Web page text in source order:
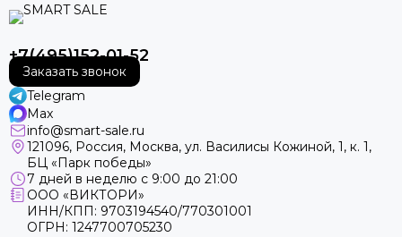
+7(495)152-01-52
Заказать звонок
Telegram
Max
info@smart-sale.ru
121096, Россия, Москва, ул. Василисы Кожиной, 1, к. 1,
БЦ «Парк победы»
7 дней в неделю с 9:00 до 21:00
ООО «ВИКТОРИ»
ИНН/КПП: 9703194540/770301001
ОГРН: 1247700705230